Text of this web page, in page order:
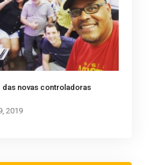
das novas controladoras
2019